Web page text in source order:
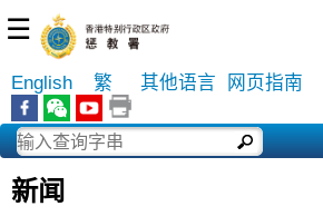
☰
English 繁 其他语言 网页指南
新闻